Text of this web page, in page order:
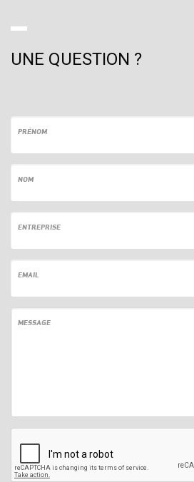
UNE QUESTION ?
PRÉNOM
NOM
ENTREPRISE
EMAIL
MESSAGE